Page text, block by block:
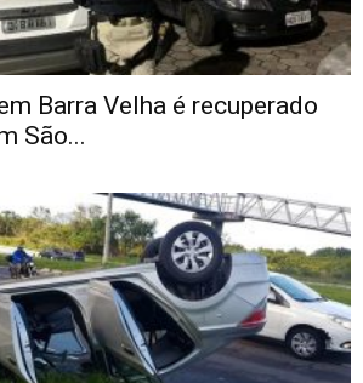
Barra Velha é recuperado
São...